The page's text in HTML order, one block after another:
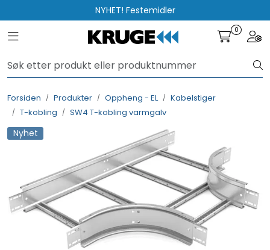
Skip to main contentNYHET! Festemidler
Toggle navigation 0
Forsiden Produkter Oppheng - EL
Kabelstiger
T-kobling
SW4 T-kobling varmgalv
Nyhet
Rådgivning
Kontakt oss